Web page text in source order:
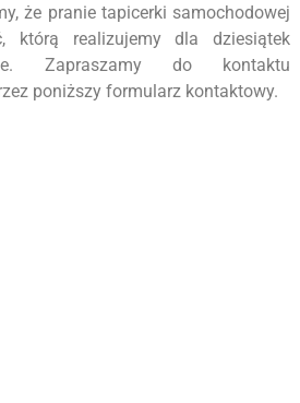
że pranie tapicerki samochodowej
którą realizujemy dla dziesiątek
Zapraszamy do kontaktu
poniższy formularz kontaktowy.